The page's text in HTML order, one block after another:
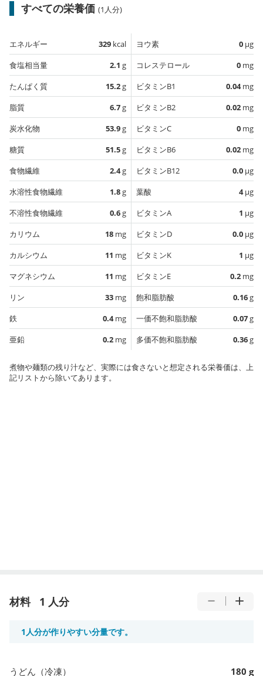
すべての栄養価 (1人分)
エネルギー 329 kcal
食塩相当量
2.1 g
たんぱく質
15.2g
脂質
6.7g
炭水化物
53.9g
糖質
51.5g
食物繊維
2.4g
水溶性食物繊維
1.8g
不溶性食物繊維
0.6g
カリウム
18 mg
カルシウム
11 mg
マグネシウム
11 mg
リン
33 mg
鉄
0.4mg
亜鉛
0.2 mg
ヨウ素 0 µg
コレステロール
0 mg
ビタミンB1
0.04mg
ビタミンB2
0.02 mg
ビタミンC
0 mg
ビタミンB6
0.02 mg
ビタミンB12
0.0 µg
葉酸
4µg
ビタミンA
1 µg
ビタミンD
0.0 µg
ビタミンK
1 µg
ビタミンE
0.2 mg
飽和脂肪酸
0.16g
一価不飽和脂肪酸
0.07g
多価不飽和脂肪酸
0.36g
煮物や麺類の残り汁など、実際には食さないと想定される栄養価は、上
記リストから除いてあります。
材料 1 人分
1人分が作りやすい分量です。
うどん（冷凍） 180 g